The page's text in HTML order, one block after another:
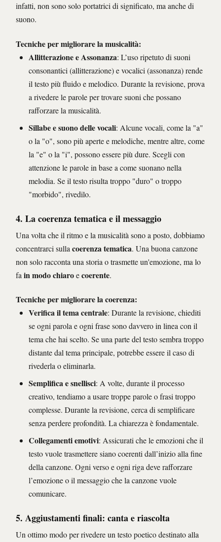
infatti, non sono solo portatrici di significato, ma anche di
suono.
Tecniche per migliorare la musicalità:
Allitterazione e Assonanza: L’uso ripetuto di suoni
consonantici (allitterazione) e vocalici (assonanza) rende
il testo più fluido e melodico. Durante la revisione, prova
a rivedere le parole per trovare suoni che possano
rafforzare la musicalità.
Sillabe e suono delle vocali: Alcune vocali, come la "a"
o la "o", sono più aperte e melodiche, mentre altre, come
la "e" o la "i", possono essere più dure. Scegli con
attenzione le parole in base a come suonano nella
melodia. Se il testo risulta troppo "duro" o troppo
"morbido", rivedilo.
4. La coerenza tematica e il messaggio
Una volta che il ritmo e la musicalità sono a posto, dobbiamo
concentrarci sulla coerenza tematica. Una buona canzone
non solo racconta una storia o trasmette un'emozione, ma lo
fa in modo chiaroecoerente.
Tecniche per migliorare la coerenza:
Verifica il tema centrale: Durante la revisione, chiediti
se ogni parola e ogni frase sono davvero in linea con il
tema che hai scelto. Se una parte del testo sembra troppo
distante dal tema principale, potrebbe essere il caso di
rivederla o eliminarla.
Semplifica e snellisci: A volte, durante il processo
creativo, tendiamo a usare troppe parole o frasi troppo
complesse. Durante la revisione, cerca di semplificare
senza perdere profondità. La chiarezza è fondamentale.
Collegamenti emotivi: Assicurati che le emozioni che il
testo vuole trasmettere siano coerenti dall’inizio alla fine
della canzone. Ogni verso e ogni riga deve rafforzare
l’emozione o il messaggio che la canzone vuole
comunicare.
5. Aggiustamenti finali: canta e riascolta
Un ottimo modo per rivedere un testo poetico destinato alla